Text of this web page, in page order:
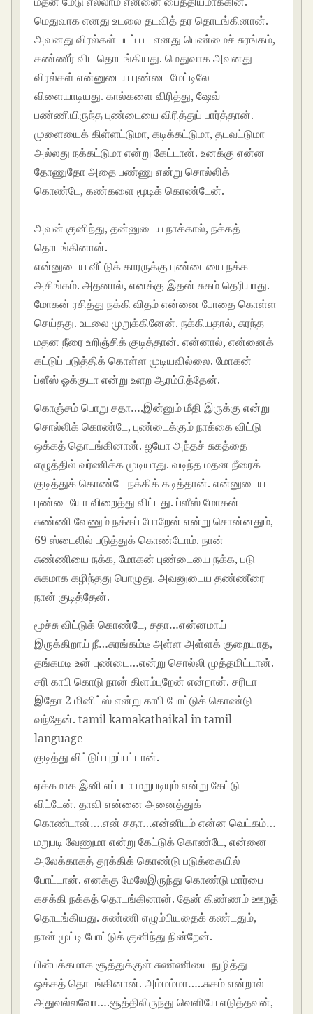
மெதுவாக எனது உடலை தடவித் தர தொடங்கினான்.
அவனது விரல்கள் படப் பட எனது பெண்மைச் சுரங்கம்,
கண்ணீர் விட தொடங்கியது. மெதுவாக அவனது
விரல்கள் என்னுடைய புண்டை மேட்டிலே
விளையாடியது. கால்களை விரித்து, ஷேவ்
பண்ணியிருந்த புண்டையை விரித்துப் பார்த்தான்.
முளையைக் கிள்ளட்டுமா, கடிக்கட்டுமா, தடவட்டுமா
அல்லது நக்கட்டுமா என்று கேட்டான். உனக்கு என்ன
தோணுதோ அதை பண்ணு என்று சொல்லிக்
கொண்டே, கண்களை மூடிக் கொண்டேன்.
அவன் குனிந்து, தன்னுடைய நாக்கால், நக்கத்
தொடங்கினான்.
என்னுடைய வீட்டுக் காரருக்கு புண்டையை நக்க
அசிங்கம். அதனால், எனக்கு இதன் சுகம் தெரியாது.
மோகன் ரசித்து நக்கி விதம் என்னை போதை கொள்ள
செய்தது. உடலை முறுக்கினேன். நக்கியதால், சுரந்த
மதன நீரை உறிஞ்சிக் குடித்தான். என்னால், என்னைக்
கட்டுப் படுத்திக் கொள்ள முடியவில்லை. மோகன்
ப்ளீஸ் ஓக்குடா என்று உளற ஆரம்பித்தேன்.
கொஞ்சம் பொறு சதா….இன்னும் மீதி இருக்கு என்று
சொல்லிக் கொண்டே, புண்டைக்கும் நாக்கை விட்டு
ஒக்கத் தொடங்கினான். ஐயோ அந்தச் சுகத்தை
எழுத்தில் வர்ணிக்க முடியாது. வடிந்த மதன நீரைக்
குடித்துக் கொண்டே நக்கிக் கடித்தான். என்னுடைய
புண்டையோ விறைத்து விட்டது. ப்ளீஸ் மோகன்
சுண்ணி வேணும் நக்கப் போறேன் என்று சொன்னதும்,
69 ஸ்டைலில் படுத்துக் கொண்டோம். நான்
சுண்ணியை நக்க, மோகன் புண்டையை நக்க, படு
சுகமாக கழிந்தது பொழுது. அவனுடைய தண்ணீரை
நான் குடித்தேன்.
மூச்சு விட்டுக் கொண்டே, சதா…என்னமாய்
இருக்கிறாய் நீ…சுரங்கம்டீ அள்ள அள்ளக் குறையாத,
தங்கமடி உன் புண்டை…என்று சொல்லி முத்தமிட்டான்.
சரி காபி கொடு நான் கிளம்புறேன் என்றான். சரிடா
இதோ 2 மினிட்ஸ் என்று காபி போட்டுக் கொண்டு
வந்தேன். tamil kamakathaikal in tamil
language
குடித்து விட்டுப் புறப்பட்டான்.
ஏக்கமாக இனி எப்படா மறுபடியும் என்று கேட்டு
விட்டேன். தாவி என்னை அனைத்துக்
கொண்டான்….என் சதா…என்னிடம் என்ன வெட்கம்…
மறுபடி வேணுமா என்று கேட்டுக் கொண்டே, என்னை
அலேக்காகத் தூக்கிக் கொண்டு படுக்கையில்
போட்டான். எனக்கு மேலேஇருந்து கொண்டு மார்பை
கசக்கி நக்கத் தொடங்கினான். தேன் கிண்ணம் ஊறத்
தொடங்கியது. சுண்ணி எழும்பியதைக் கண்டதும்,
நான் முட்டி போட்டுக் குனிந்து நின்றேன்.
பின்பக்கமாக சூத்துக்குள் சுண்ணியை நுழித்து
ஒக்கத் தொடங்கினான். அம்மம்மா…..சுகம் என்றால்
அதுவல்லவோ….சூத்திலிருந்து வெளியே எடுத்தவன்,